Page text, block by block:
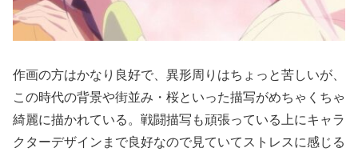
作画の方はかなり良好で、異形周りはちょっと苦しいが、
この時代の背景や街並み・桜といった描写がめちゃくちゃ
綺麗に描かれている。戦闘描写も頑張っている上にキャラ
クターデザインまで良好なので見ていてストレスに感じる